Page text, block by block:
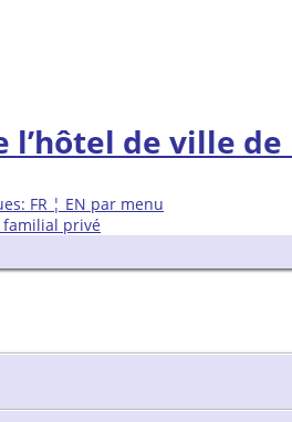
FR ¦ EN par menu
familial privé